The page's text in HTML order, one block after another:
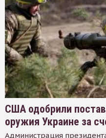
США одобрили
оружия Украине за
Администрация